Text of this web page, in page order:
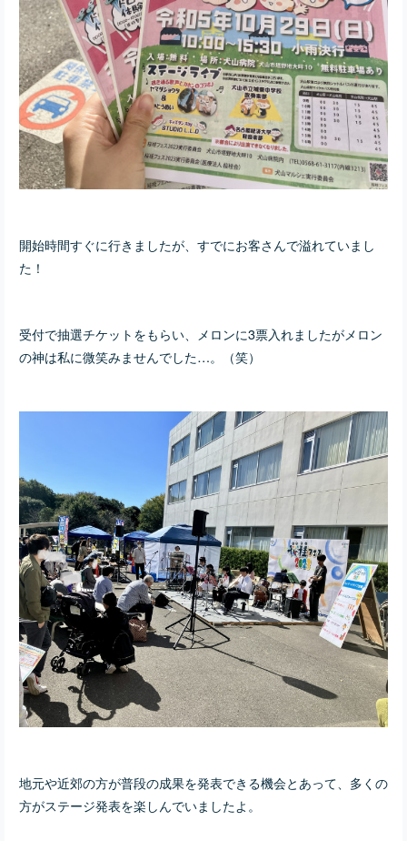
開始時間すぐに行きましたが、すでにお客さんで溢れていまし
た！
受付で抽選チケットをもらい、メロンに3票入れましたがメロン
の神は私に微笑みませんでした…。（笑）
地元や近郊の方が普段の成果を発表できる機会とあって、多くの
方がステージ発表を楽しんでいましたよ。